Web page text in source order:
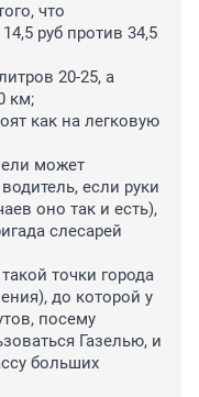
что
руб против 34,5
20-25, а
км;
как на легковую
может
если руки
оно так и есть),
слесарей
точки города
до которой у
посему
Газелью, и
больших